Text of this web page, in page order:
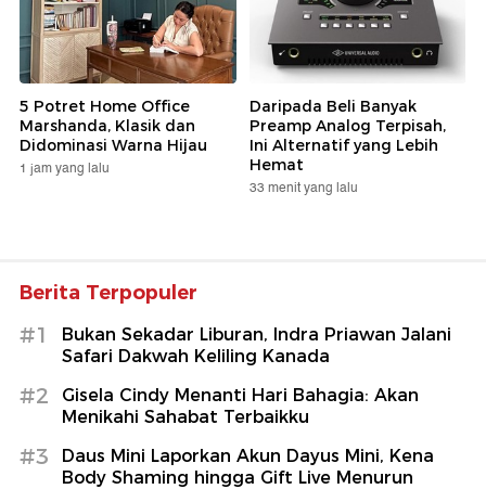
5 Potret Home Office
Marshanda, Klasik dan
Didominasi Warna Hijau
1 jam yang lalu
Daripada Beli Banyak
Preamp Analog Terpisah,
Ini Alternatif yang Lebih
Hemat
33 menit yang lalu
Berita Terpopuler
#1
Bukan Sekadar Liburan, Indra Priawan Jalani
Safari Dakwah Keliling Kanada
#2
Gisela Cindy Menanti Hari Bahagia: Akan
Menikahi Sahabat Terbaikku
#3
Daus Mini Laporkan Akun Dayus Mini, Kena
Body Shaming hingga Gift Live Menurun